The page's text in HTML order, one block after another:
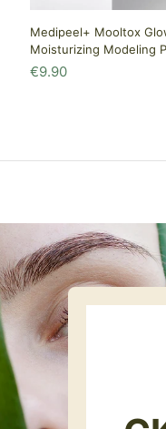
Medipeel+ Mooltox
Moisturizing Modeling
€9.90